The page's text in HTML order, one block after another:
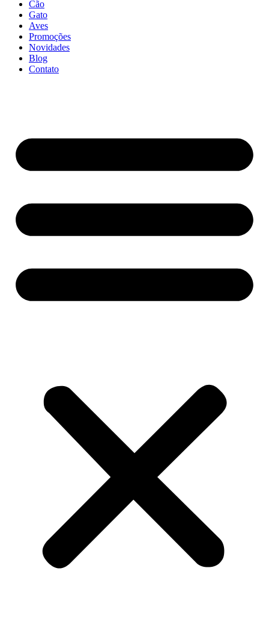
Cão
Gato
Aves
Promoções
Novidades
Blog
Contato